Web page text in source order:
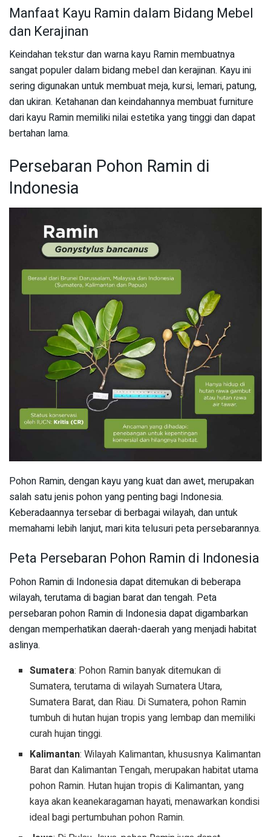
Manfaat Kayu Ramin dalam Bidang Mebel
dan Kerajinan
Keindahan tekstur dan warna kayu Ramin membuatnya
sangat populer dalam bidang mebel dan kerajinan. Kayu ini
sering digunakan untuk membuat meja, kursi, lemari, patung,
dan ukiran. Ketahanan dan keindahannya membuat furniture
dari kayu Ramin memiliki nilai estetika yang tinggi dan dapat
bertahan lama.
Persebaran Pohon Ramin di
Indonesia
Pohon Ramin, dengan kayu yang kuat dan awet, merupakan
salah satu jenis pohon yang penting bagi Indonesia.
Keberadaannya tersebar di berbagai wilayah, dan untuk
memahami lebih lanjut, mari kita telusuri peta persebarannya.
Peta Persebaran Pohon Ramin di Indonesia
Pohon Ramin di Indonesia dapat ditemukan di beberapa
wilayah, terutama di bagian barat dan tengah. Peta
persebaran pohon Ramin di Indonesia dapat digambarkan
dengan memperhatikan daerah-daerah yang menjadi habitat
aslinya.
Sumatera: Pohon Ramin banyak ditemukan di
Sumatera, terutama di wilayah Sumatera Utara,
Sumatera Barat, dan Riau. Di Sumatera, pohon Ramin
tumbuh di hutan hujan tropis yang lembap dan memiliki
curah hujan tinggi.
Kalimantan: Wilayah Kalimantan, khususnya Kalimantan
Barat dan Kalimantan Tengah, merupakan habitat utama
pohon Ramin. Hutan hujan tropis di Kalimantan, yang
kaya akan keanekaragaman hayati, menawarkan kondisi
ideal bagi pertumbuhan pohon Ramin.